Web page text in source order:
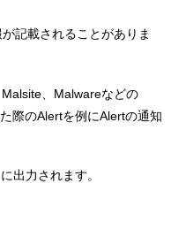
記載されることがありま
、Malwareなどの
際のAlertを例にAlertの通知
出力されます。